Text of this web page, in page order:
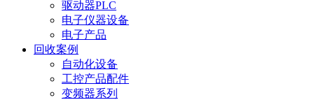
驱动器PLC
电子仪器设备
电子产品
回收案例
自动化设备
工控产品配件
变频器系列